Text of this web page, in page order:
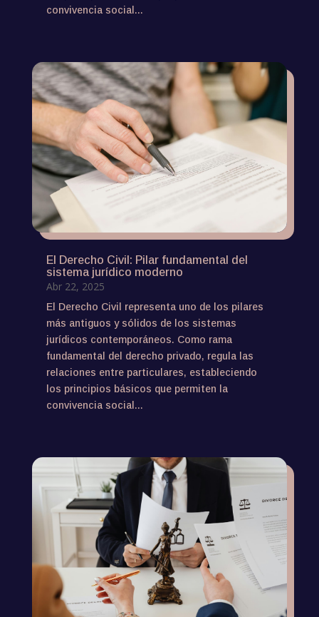
convivencia social...
El Derecho Civil: Pilar fundamental del
sistema jurídico moderno
Abr 22, 2025
El Derecho Civil representa uno de los pilares
más antiguos y sólidos de los sistemas
jurídicos contemporáneos. Como rama
fundamental del derecho privado, regula las
relaciones entre particulares, estableciendo
los principios básicos que permiten la
convivencia social...